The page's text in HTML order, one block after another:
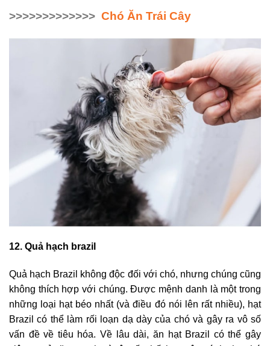
>>>>>>>>>>>>> Chó Ăn Trái Cây
12. Quả hạch brazil
Quả hạch Brazil không độc đối với chó, nhưng chúng cũng
không thích hợp với chúng. Được mệnh danh là một trong
những loại hạt béo nhất (và điều đó nói lên rất nhiều), hạt
Brazil có thể làm rối loạn dạ dày của chó và gây ra vô số
vấn đề về tiêu hóa. Về lâu dài, ăn hạt Brazil có thể gây